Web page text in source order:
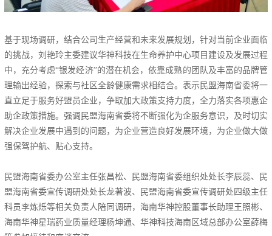
基于现场调研，结合公司生产经营和未来发展规划，针对当前企业面临
的挑战，刘艳玲主委建议华神科技在生命养护中心项目建设及发展过程
中，充分考虑“银发经济”的潜在机会，依靠成熟的团队及丰富的品牌管
理输出经验，探索与社区全龄健康需求相结合。表示民盟海南省委将一
直立足于服务好盟员企业，争取加大政策支持力度，全力落实各项惠企
助企政策措施。强调民盟海南省委将不断强化为企服务意识，及时切实
解决企业发展中遇到的问题，为企业营造良好发展环境，为企业做大做
强保驾护航、贴心支持。
民盟海南省委办公室主任张昌松、民盟海南省委组织处处长李辰蕊、民
盟海南省委宣传调研处处长龙著波、民盟海南省委宣传调研处四级主任
科员李炼烁等相关负责人陪同调研，海南华神控股董事长助理王照彬、
海南华神星瑞药业质量经理杨坤通、华神科技海南区域总部办公室薛梅